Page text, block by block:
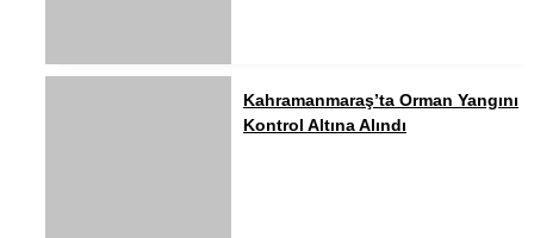
Kahramanmaraş’ta Orman Yangını
Kontrol Altına Alındı